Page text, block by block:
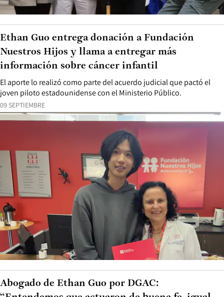
09 SEPTIEMBRE
El aporte lo realizó como parte del acuerdo judicial que pactó el
joven piloto estadounidense con el Ministerio Público.
Ethan Guo entrega donación a Fundación
Nuestros Hijos y llama a entregar más
información sobre cáncer infantil
Abogado de Ethan Guo por DGAC: